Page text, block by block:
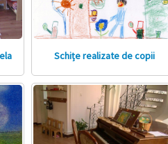
Schițe realizate de copii